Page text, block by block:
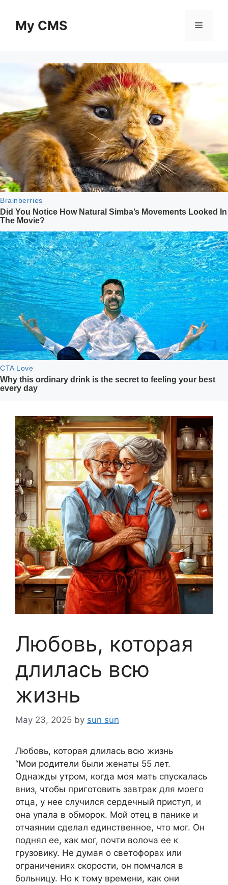
contentMy CMS Menu
Любовь, которая
длилась всю
жизнь
May 23, 2025 by sun sun
Любовь, которая длилась всю жизнь
“Мои родители были женаты 55 лет.
Однажды утром, когда моя мать спускалась
вниз, чтобы приготовить завтрак для моего
отца, у нее случился сердечный приступ, и
она упала в обморок. Мой отец в панике и
отчаянии сделал единственное, что мог. Он
поднял ее, как мог, почти волоча ее к
грузовику. Не думая о светофорах или
ограничениях скорости, он помчался в
больницу. Но к тому времени, как они